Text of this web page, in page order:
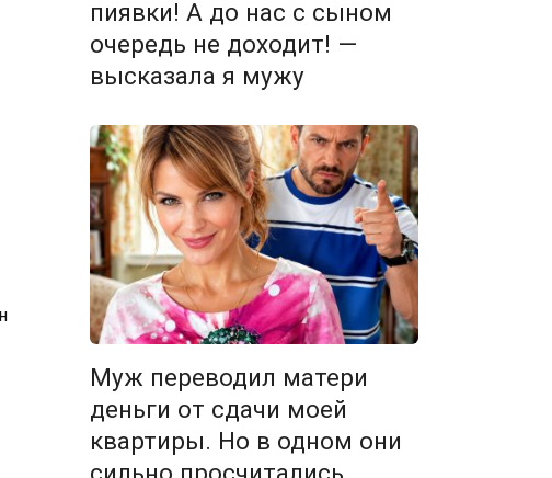
пиявки! А до нас с сыном
очередь не доходит! —
высказала я мужу
Муж переводил матери
деньги от сдачи моей
квартиры. Но в одном они